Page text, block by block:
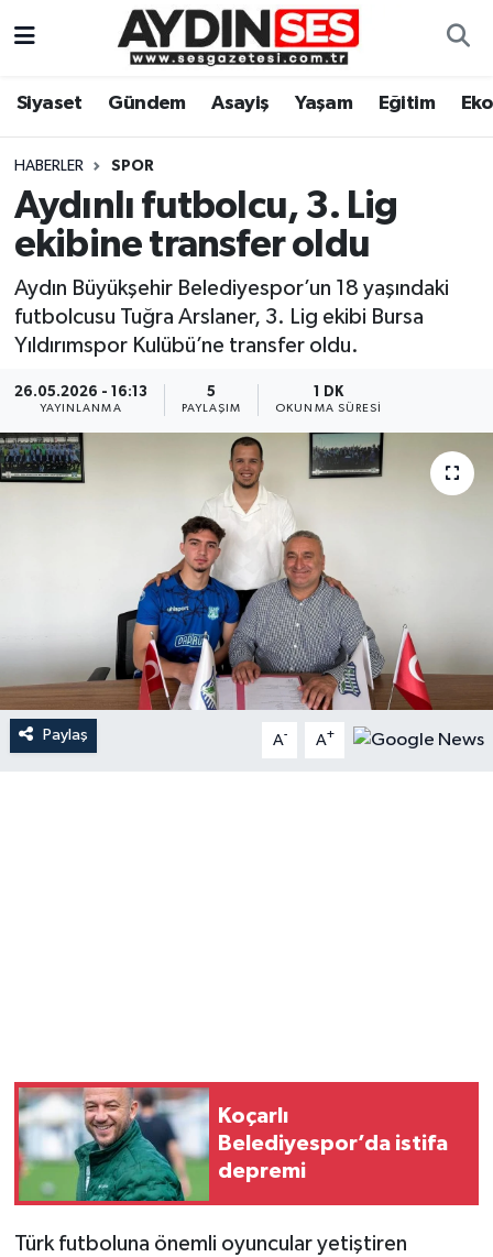
Siyaset Gündem Asayiş Yaşam Eğitim
HABERLER SPOR
Aydınlı futbolcu, 3. Lig
ekibine transfer oldu
Aydın Büyükşehir Belediyespor’un 18 yaşındaki
futbolcusu Tuğra Arslaner, 3. Lig ekibi Bursa
Yıldırımspor Kulübü’ne transfer oldu.
26.05.2026 - 16:13
YAYINLANMA
5
PAYLAŞIM
1 DK
OKUNMA SÜRESI
Paylaş A- A+
Koçarlı
Belediyespor’da istifa
depremi
Türk futboluna önemli oyuncular yetiştiren
Gündem
Siyaset
Ekonomi
Yaşam
Kültür Sanat
Spor
Aydın Hava Durumu
Aydin Namaz Vakitleri
Aydın Trafik Yoğunluk Haritası
Süper Lig Puan Durumu ve Fikstür
Son Dakika Haberleri
Haber Arşivi